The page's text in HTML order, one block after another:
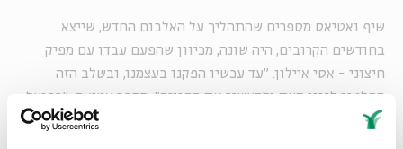
שיף ואטיאס מספרים שהתהליך על האלבום החדש, שייצא
בחודשים הקרובים, היה שונה, מכיוון שהפעם עבדו עם מפיק
חיצוני - אסי איילון. "עד עכשיו הפקנו בעצמנו, ובשלב הזה
החלטנו לגוון קצת ולהעשיר את החוויה", מספר אטיאס. "בפועל
נוצר לנו חיבור עם אסי ממש ברמה הרגשית. הוא לא איזה מפיק
מהחלונות הגבוהים שפשוט מנחית הוראות. מצאנו חבר, מעבר